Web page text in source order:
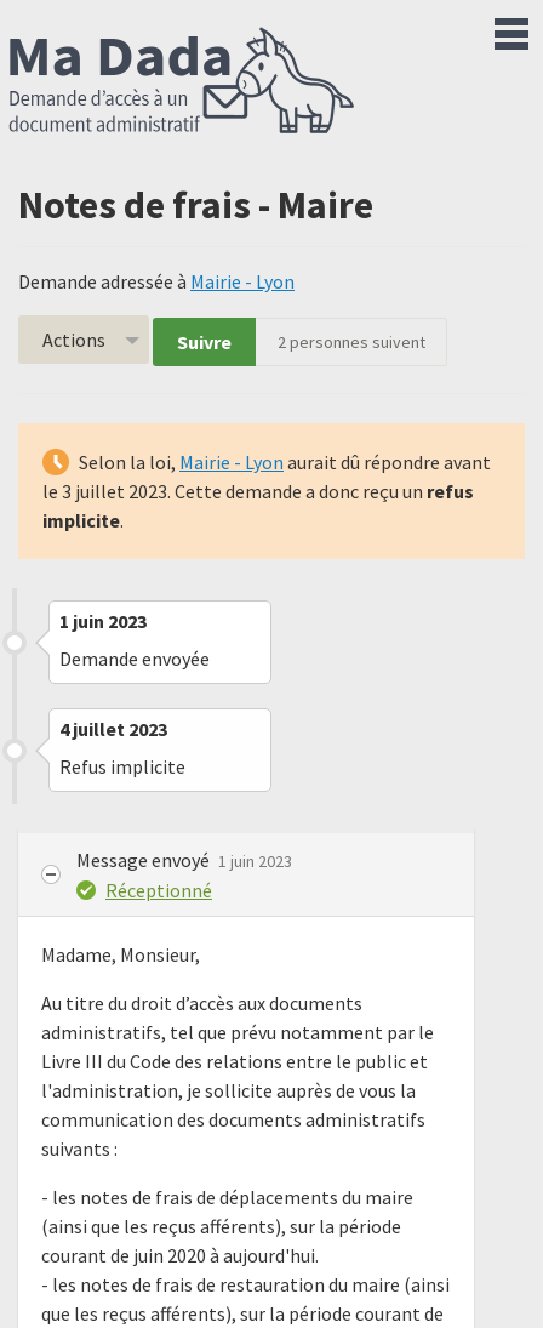
Notes de frais - Maire
Demande adressée à Mairie - Lyon
Actions Suivre 2personnes suivent
Selon la loi, Mairie - Lyon aurait dû répondre avant
le 3 juillet 2023. Cette demande a donc reçu un refus
implicite.
1 juin 2023
Demande envoyée
4 juillet 2023
Refus implicite
Message envoyé 1 juin 2023
Réceptionné
Madame, Monsieur,
Au titre du droit d’accès aux documents
administratifs, tel que prévu notamment par le
Livre III du Code des relations entre le public et
l'administration, je sollicite auprès de vous la
communication des documents administratifs
suivants :
- les notes de frais de déplacements du maire
(ainsi que les reçus afférents), sur la période
courant de juin 2020 à aujourd'hui.
- les notes de frais de restauration du maire (ainsi
que les reçus afférents), sur la période courant de